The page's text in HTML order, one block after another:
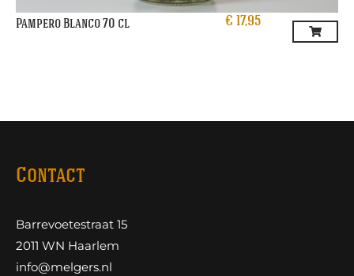
Pampero Blanco 70 cl € 17,95
Contact
Barrevoetestraat 15
2011 WN Haarlem
info@melgers.nl